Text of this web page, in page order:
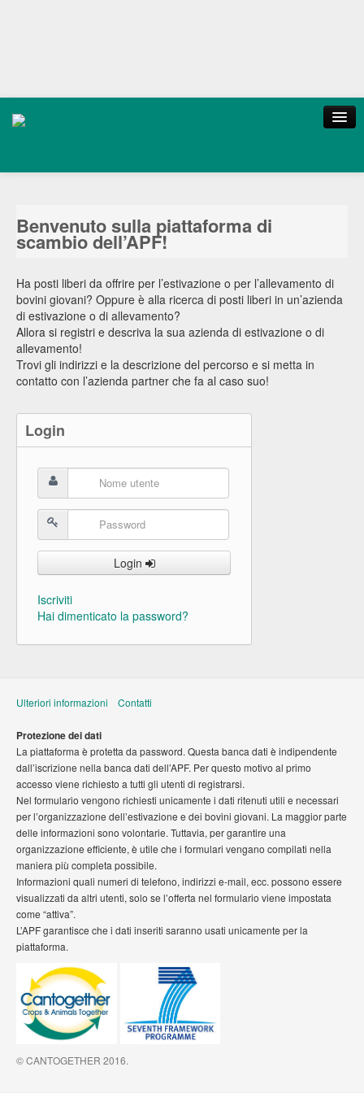
Sitemap
Benvenuto sulla piattaforma di
scambio dell’APF!
Ha posti liberi da offrire per l’estivazione o per l’allevamento di
bovini giovani? Oppure è alla ricerca di posti liberi in un’azienda
di estivazione o di allevamento?
Allora si registri e descriva la sua azienda di estivazione o di
allevamento!
Trovi gli indirizzi e la descrizione del percorso e si metta in
contatto con l’azienda partner che fa al caso suo!
Login
Login
Iscriviti
Hai dimenticato la password?
Ulteriori informazioni Contatti
Protezione dei dati
La piattaforma è protetta da password. Questa banca dati è indipendente
dall’iscrizione nella banca dati dell’APF. Per questo motivo al primo
accesso viene richiesto a tutti gli utenti di registrarsi.
Nel formulario vengono richiesti unicamente i dati ritenuti utili e necessari
per l’organizzazione dell’estivazione e dei bovini giovani. La maggior parte
delle informazioni sono volontarie. Tuttavia, per garantire una
organizzazione efficiente, è utile che i formulari vengano compilati nella
maniera più completa possibile.
Informazioni quali numeri di telefono, indirizzi e-mail, ecc. possono essere
visualizzati da altri utenti, solo se l’offerta nel formulario viene impostata
come “attiva”.
L’APF garantisce che i dati inseriti saranno usati unicamente per la
piattaforma.
© CANTOGETHER 2016.